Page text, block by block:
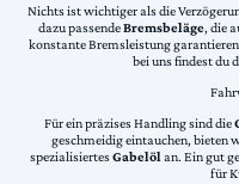
Nichts ist wichtiger als die
dazu passendeBremsbeläge, die
konstante Bremsleistung
bei uns findest du
Für ein präzises Handling sind die
geschmeidig eintauchen, bieten
spezialisiertesGabelölan. Ein gut
für